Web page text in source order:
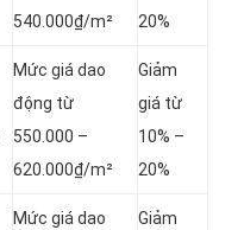
540.000₫/m²
20%
Mức giá dao
động từ
550.000 –
620.000₫/m²
Giảm
giá từ
10% –
20%
Mức giá dao
Giảm